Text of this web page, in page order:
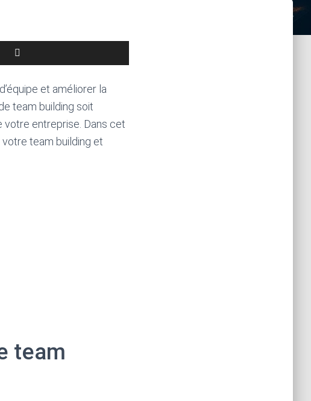
et améliorer la
team building soit
entreprise. Dans cet
team building et
team